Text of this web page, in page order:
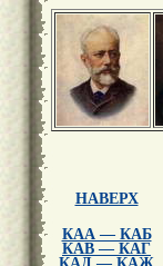
НАВЕРХ
КАА — КАБ
КАВ — КАГ